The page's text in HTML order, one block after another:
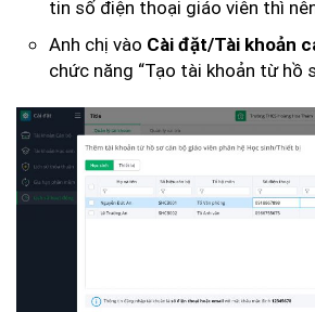
tin số điện thoại giáo viên thì
Anh chị vào Cài đặt/Tài khoản
chức năng “Tạo tài khoản từ hồ